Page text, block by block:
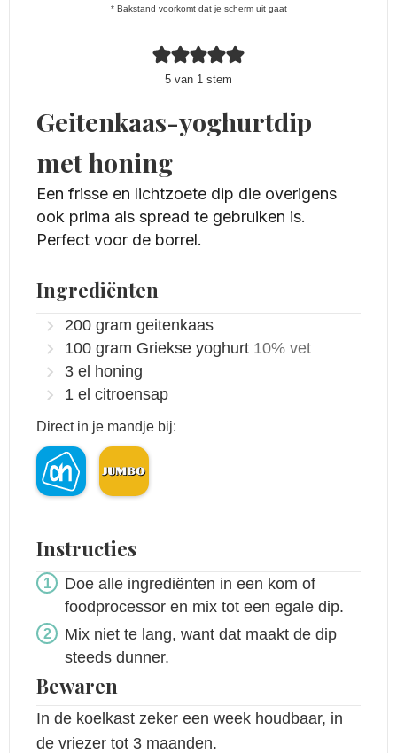
5 van 1 stem
* Bakstand voorkomt dat je scherm uit gaat
Geitenkaas-yoghurtdip
met honing
Een frisse en lichtzoete dip die overigens
ook prima als spread te gebruiken is.
Perfect voor de borrel.
Ingrediënten
200 gram geitenkaas
100 gram Griekse yoghurt 10% vet
3 el honing
1 el citroensap
Direct in je mandje bij:
Instructies
Doe alle ingrediënten in een kom of
foodprocessor en mix tot een egale dip.
Mix niet te lang, want dat maakt de dip
steeds dunner.
Bewaren
In de koelkast zeker een week houdbaar, in
de vriezer tot 3 maanden.